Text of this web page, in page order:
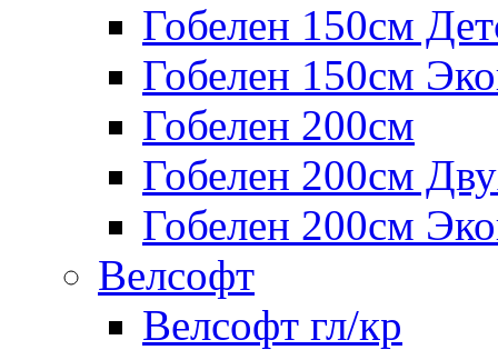
Гобелен 150см
Гобелен 150см
Гобелен 200см
Гобелен 200см
Гобелен 200см
Велсофт
Велсофт гл/кр